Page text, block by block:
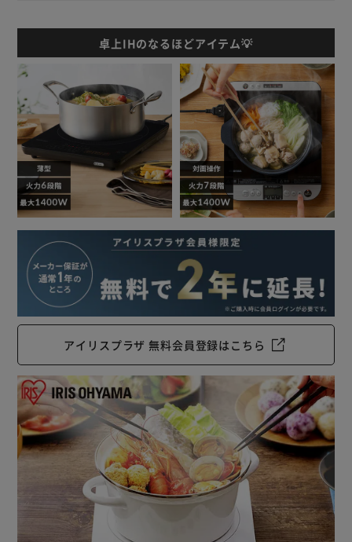
・切り忘れ自動OFF
・温度過上昇防止機能
卓上IHのなるほどアイテム💡
アイリスプラザ 無料会員登録はこちら